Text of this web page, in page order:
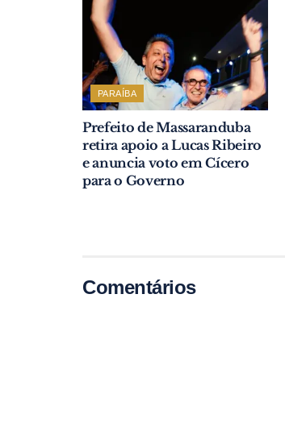
PARAÍBA
Prefeito de Massaranduba
retira apoio a Lucas Ribeiro
e anuncia voto em Cícero
para o Governo
Comentários